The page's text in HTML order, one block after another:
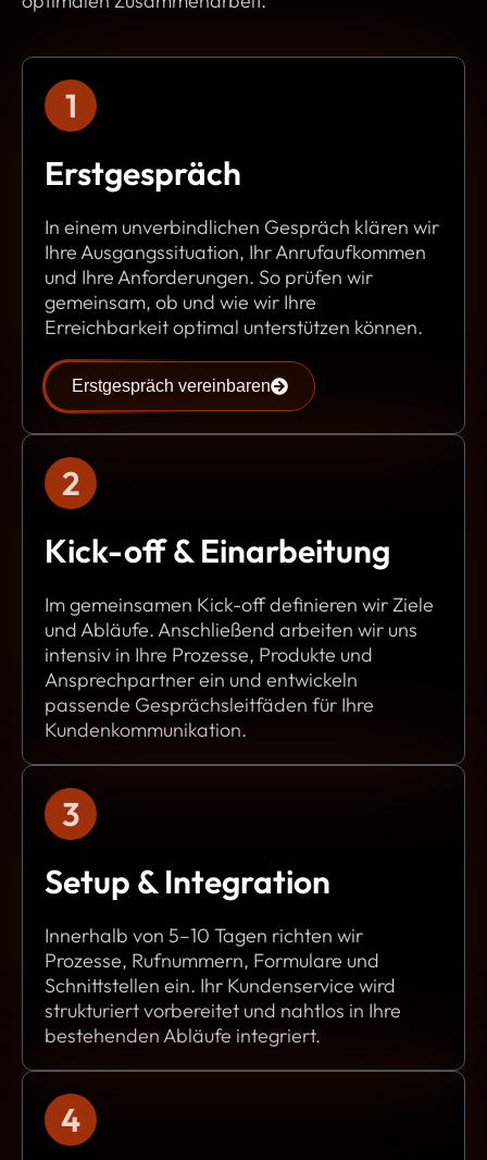
1
Erstgespräch
In einem unverbindlichen Gespräch klären wir
Ihre Ausgangssituation, Ihr Anrufaufkommen
und Ihre Anforderungen. So prüfen wir
gemeinsam, ob und wie wir Ihre
Erreichbarkeit optimal unterstützen können.
Erstgespräch vereinbaren
2
Kick-off & Einarbeitung
Im gemeinsamen Kick-off definieren wir Ziele
und Abläufe. Anschließend arbeiten wir uns
intensiv in Ihre Prozesse, Produkte und
Ansprechpartner ein und entwickeln
passende Gesprächsleitfäden für Ihre
Kundenkommunikation.
3
Setup & Integration
Innerhalb von 5–10 Tagen richten wir
Prozesse, Rufnummern, Formulare und
Schnittstellen ein. Ihr Kundenservice wird
strukturiert vorbereitet und nahtlos in Ihre
bestehenden Abläufe integriert.
4